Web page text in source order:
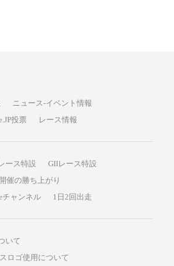
ニュース-イベント情報
投票 レース情報
ース特設
GIIレース特設
催の勝ち上がり
チャンネル 1日2回出走
いて
ロゴ使用について